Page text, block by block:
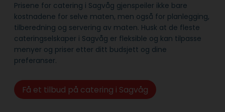
Prisene for catering i Sagvåg gjenspeiler ikke bare
kostnadene for selve maten, men også for planlegging,
tilberedning og servering av maten. Husk at de fleste
cateringselskaper i Sagvåg er fleksible og kan tilpasse
menyer og priser etter ditt budsjett og dine
preferanser.
Få et tilbud på catering i Sagvåg